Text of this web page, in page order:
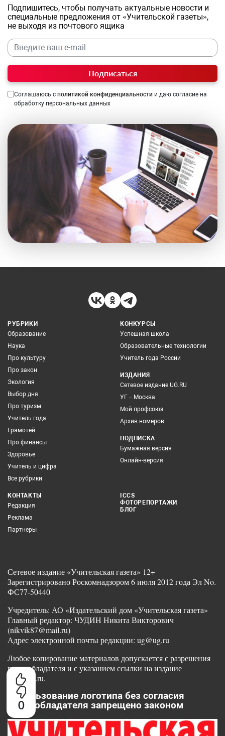
0
Подпишитесь, чтобы получать актуальные новости и
специальные предложения от «Учительской газеты»,
не выходя из почтового ящика
Подписаться
Соглашаюсь с политикой конфиденциальности и даю согласие на
обработку персональных данных
РУБРИКИ
Образование
Наука
Про культуру
Про закон
Экология
Выбор дня
Про туризм
Учитель года
Грамотей
Про финансы
Здоровье
Учитель и цифра
Все рубрики
КОНКУРСЫ
Успешная школа
Образовательные технологии
Учитель года России
ИЗДАНИЯ
Сетевое издание UG.RU
УГ – Москва
Мой профсоюз
Архив номеров
ПОДПИСКА
Бумажная версия
Онлайн-версия
КОНТАКТЫ
Редакция
Реклама
Партнеры
ICCS
ФОТОРЕПОРТАЖИ
БЛОГ
Сетевое издание «Учительская газета» 12+
Зарегистрировано Роскомнадзором 6 июля 2012 года Эл No.
ФС77-50440
Учредитель: АО «Издательский дом «Учительская газета»
Главный редактор: ЧУДИН Никита Викторович
(nikvik87@mail.ru)
Адрес электронной почты редакции: ug@ug.ru
Любое копирование материалов допускается с разрешения
правообладателя и с указанием ссылки на издание
www.ug.ru.
Использование логотипа без согласия
правообладателя запрещено законом